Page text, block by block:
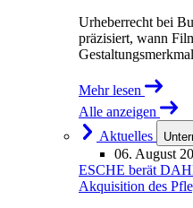
Urheberrecht bei
präzisiert, wann
Mehr lesen
Alle anzeigen
Aktuelles
06. August
ESCHE berät
Akquisition des